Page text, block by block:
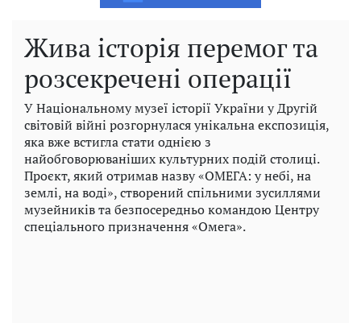
Жива історія перемог та
розсекречені операції
У Національному музеї історії України у Другій
світовій війні розгорнулася унікальна експозиція,
яка вже встигла стати однією з
найобговорюваніших культурних подій столиці.
Проєкт, який отримав назву «ОМЕГА: у небі, на
землі, на воді», створений спільними зусиллями
музейників та безпосередньо командою Центру
спеціального призначення «Омега».